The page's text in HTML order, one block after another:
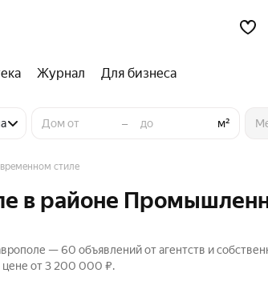
Журнал Для бизнеса
– м²
стиле
в районе
— 60 объявлений от агентств и
цене от 3 200 000 ₽.